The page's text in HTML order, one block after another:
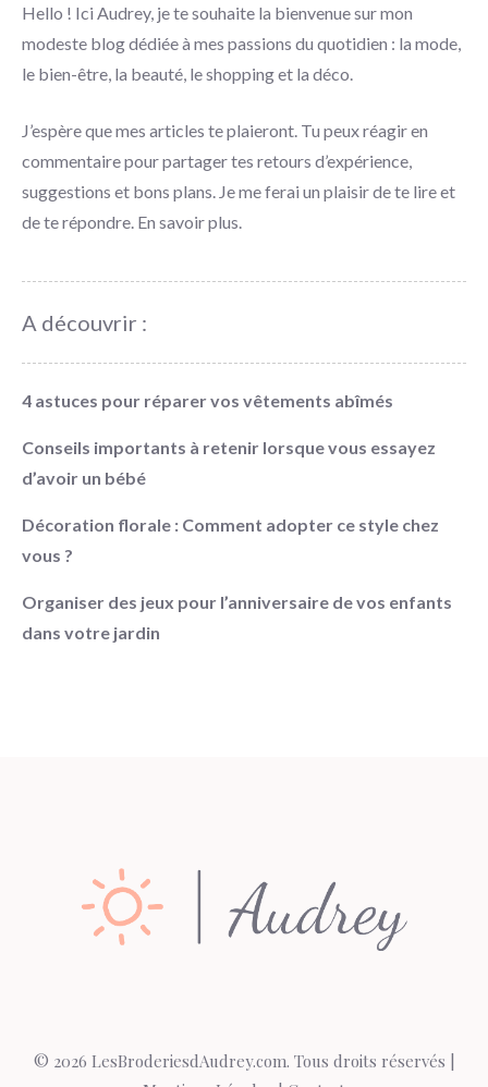
Hello ! Ici Audrey, je te souhaite la bienvenue sur mon
modeste blog dédiée à mes passions du quotidien : la mode,
le bien-être, la beauté, le shopping et la déco.
J’espère que mes articles te plaieront. Tu peux réagir en
commentaire pour partager tes retours d’expérience,
suggestions et bons plans. Je me ferai un plaisir de te lire et
de te répondre. En savoir plus
A découvrir :
4 astuces pour réparer vos vêtements abîmés
Conseils importants à retenir lorsque vous essayez
d’avoir un bébé
Décoration florale : Comment adopter ce style chez
vous ?
Organiser des jeux pour l’anniversaire de vos enfants
dans votre jardin
© 2026 LesBroderiesdAudrey.com. Tous droits réservés |